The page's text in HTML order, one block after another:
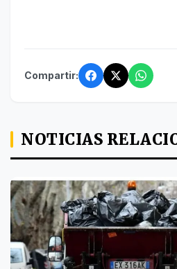
Compartir:
NOTICIAS